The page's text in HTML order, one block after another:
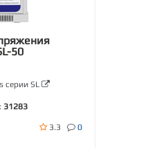
50
серии SL
31283
3.3 0